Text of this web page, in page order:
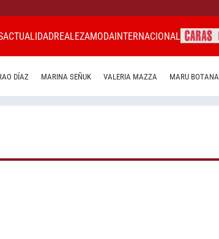
ACTUALIDADREALEZAMODAINTERNACIONAL
DÍAZ MARINA SEÑUK VALERIA MAZZA MARU BOTANA